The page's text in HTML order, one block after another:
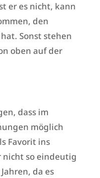
er es nicht, kann
den
Sonst stehen
oben auf der
dass im
möglich
Favorit ins
nicht so eindeutig
da es